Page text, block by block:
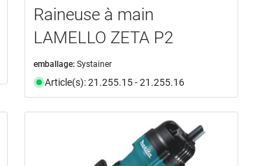
Raineuse à main
LAMELLO ZETA P2
emballage: Systainer
Article(s): 21.255.15 - 21.255.16